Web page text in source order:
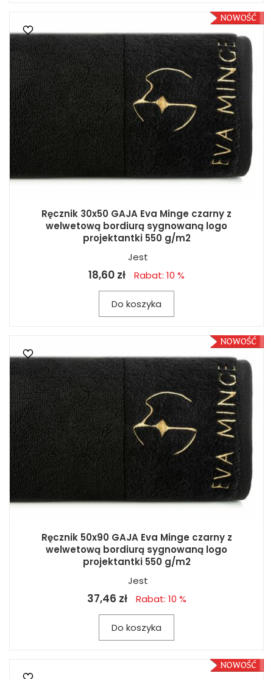
Ręcznik 30x50 GAJA Eva Minge czarny z
welwetową bordiurą sygnowaną logo
projektantki 550 g/m2
Jest
18,60 zł Rabat: 10 %
Do koszyka
Ręcznik 50x90 GAJA Eva Minge czarny z
welwetową bordiurą sygnowaną logo
projektantki 550 g/m2
Jest
37,46 zł Rabat: 10 %
Do koszyka